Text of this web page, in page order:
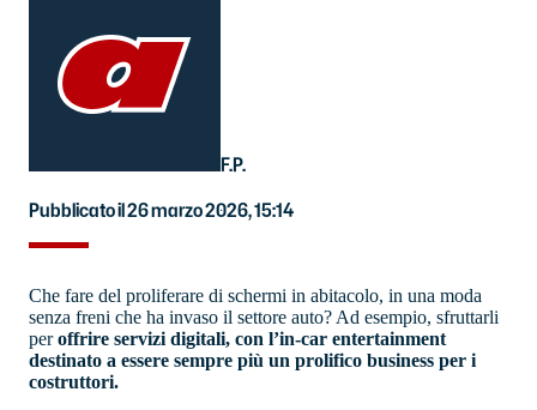
F.P.
Pubblicato il 26 marzo 2026, 15:14
Che fare del proliferare di schermi in abitacolo, in una moda
senza freni che ha invaso il settore auto? Ad esempio, sfruttarli
peroffrire servizi digitali, con l’in-car entertainment
destinato a essere sempre più un prolifico business per i
costruttori.